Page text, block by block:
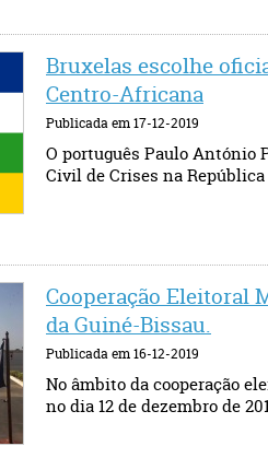
Bruxelas escolhe
Centro-Africana
Publicada em 17-12-2019
O português Paulo António
Civil de Crises na
Cooperação Eleitoral
da Guiné-Bissau.
Publicada em 16-12-2019
No âmbito da cooperação
no dia 12 de dezembro de